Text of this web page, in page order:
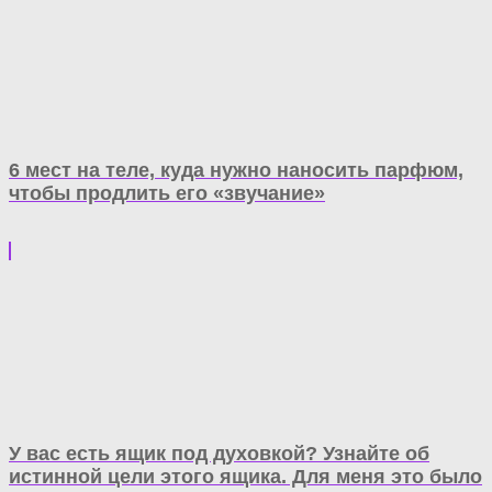
6 мест на теле, куда нужно наносить парфюм,
чтобы продлить его «звучание»
У вас есть ящик под духовкой? Узнайте об
истинной цели этого ящика. Для меня это было